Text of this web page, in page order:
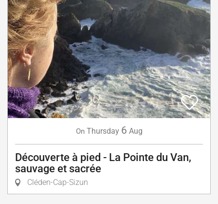
On Thursday 6 Aug
Découverte à pied - La Pointe du Van,
sauvage et sacrée
Cléden-Cap-Sizun